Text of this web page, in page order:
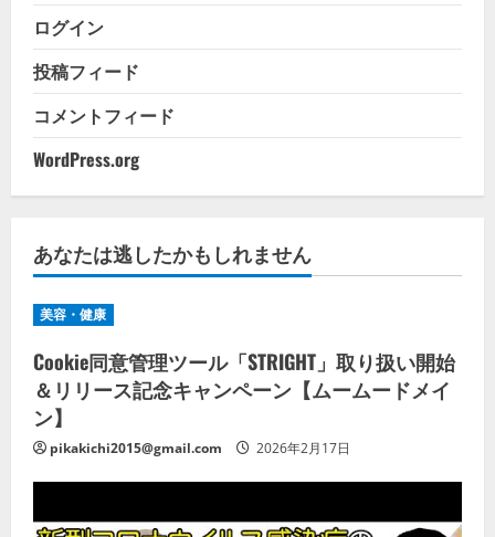
ログイン
投稿フィード
コメントフィード
WordPress.org
あなたは逃したかもしれません
美容・健康
Cookie同意管理ツール「STRIGHT」取り扱い開始
＆リリース記念キャンペーン【ムームードメイ
ン】
pikakichi2015@gmail.com 2026年2月17日